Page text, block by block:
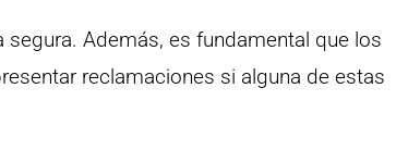
Además, es fundamental que los
reclamaciones si alguna de estas